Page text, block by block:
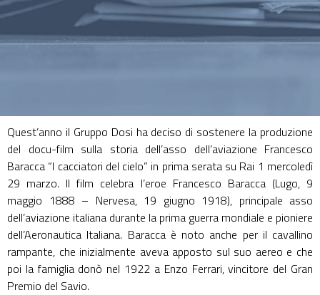
Quest’anno il Gruppo Dosi ha deciso di sostenere la produzione
del docu-film sulla storia dell’asso dell’aviazione Francesco
Baracca “I cacciatori del cielo” in prima serata su Rai 1 mercoledì
29 marzo. Il film celebra l’eroe Francesco Baracca (Lugo, 9
maggio 1888 – Nervesa, 19 giugno 1918), principale asso
dell’aviazione italiana durante la prima guerra mondiale e pioniere
dell’Aeronautica Italiana. Baracca è noto anche per il cavallino
rampante, che inizialmente aveva apposto sul suo aereo e che
poi la famiglia donò nel 1922 a Enzo Ferrari, vincitore del Gran
Premio del Savio.